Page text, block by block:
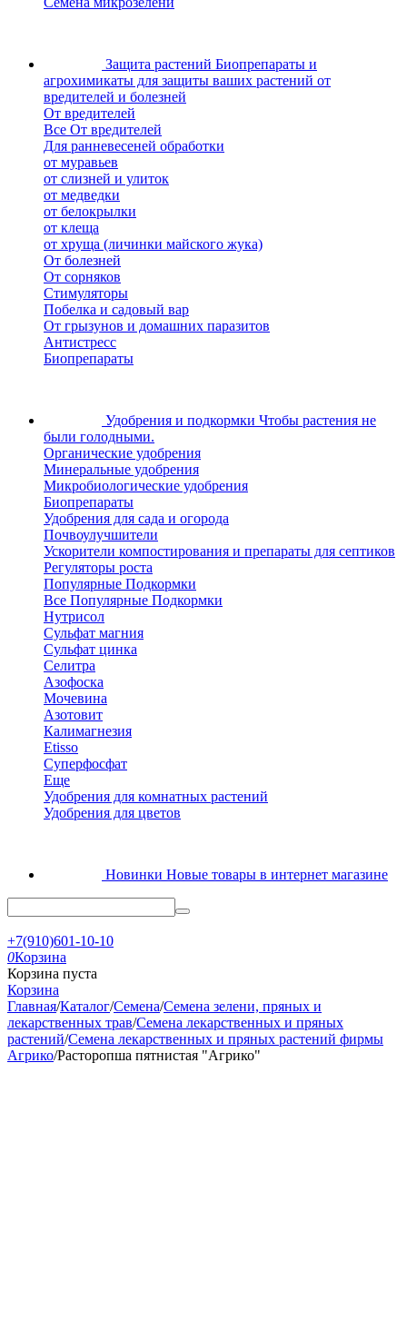
Защита растений Биопрепараты и
агрохимикаты для защиты ваших растений от
вредителей и болезней
От вредителей
Все От вредителей
Для ранневесеней обработки
от муравьев
от слизней и улиток
от медведки
от белокрылки
от клеща
от хруща (личинки майского жука)
От болезней
От сорняков
Стимуляторы
Побелка и садовый вар
От грызунов и домашних паразитов
Антистресс
Биопрепараты
Удобрения и подкормки Чтобы растения не
были голодными.
Органические удобрения
Минеральные удобрения
Микробиологические удобрения
Биопрепараты
Удобрения для сада и огорода
Почвоулучшители
Ускорители компостирования и препараты для септиков
Регуляторы роста
Популярные Подкормки
Все Популярные Подкормки
Нутрисол
Сульфат магния
Сульфат цинка
Селитра
Азофоска
Мочевина
Азотовит
Калимагнезия
Etisso
Суперфосфат
Еще
Удобрения для комнатных растений
Удобрения для цветов
Новинки Новые товары в интернет магазине
+7(910)601-10-10
0Корзина
Корзина пуста
Корзина
Главная/Каталог/Семена/Семена зелени, пряных и
лекарственных трав/Семена лекарственных и пряных
растений/Семена лекарственных и пряных растений фирмы
Агрико/Расторопша пятнистая "Агрико"